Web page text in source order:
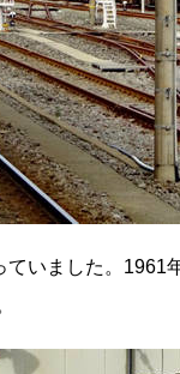
いました。1961